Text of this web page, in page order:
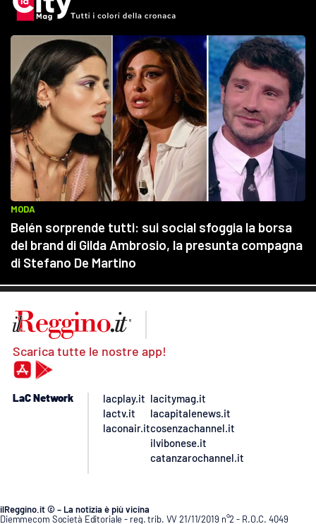
Scarica tutte le nostre app!
LaC Network
lacplay.it
lactv.it
laconair.it
lacitymag.it
lacapitalenews.it
cosenzachannel.it
ilvibonese.it
catanzarochannel.it
ilReggino.it © – La notizia è più vicina
Diemmecom Società Editoriale - reg. trib. VV 21/11/2019 n°2 - R.O.C. 4049